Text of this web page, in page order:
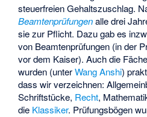
steuerfreien Gehaltszuschlag.
Beamtenprüfungenalle drei
sie zur Pflicht. Dazu gab es
von Beamtenprüfungen (in der
vor dem Kaiser). Auch die
wurden (unterWang Anshi)
dass wir verzeichnen:
Schriftstücke, Recht,
die Klassiker. Prüfungsbögen